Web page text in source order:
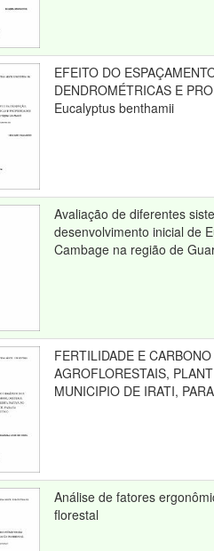
EFEITO DO
DENDROMÉTRICAS E
Eucalyptus benthamii
Avaliação de diferentes
desenvolvimento inicial de
Cambage na região de
FERTILIDADE E
AGROFLORESTAIS,
MUNICIPIO DE IRATI,
Análise de fatores
florestal